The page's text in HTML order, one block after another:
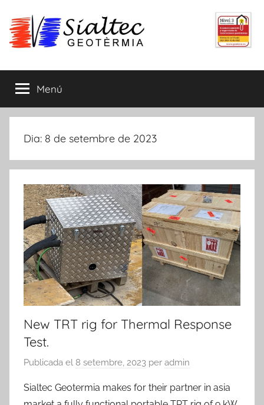
contingut
Menú
Dia: 8 de setembre de 2023
New TRT rig for Thermal Response
Test.
Publicada el 8 setembre, 2023 per admin
Sialtec Geotermia makes for their partner in asia